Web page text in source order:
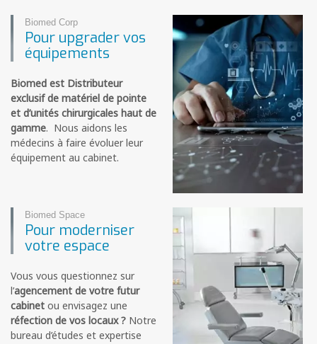
Biomed Corp
Pour upgrader vos
équipements
Biomed est Distributeur
exclusif de matériel de pointe
et d’unités chirurgicales haut de
gamme. Nous aidons les
médecins à faire évoluer leur
équipement au cabinet.
Biomed Space
Pour moderniser
votre espace
Vous vous questionnez sur
l’agencement de votre futur
cabinet ou envisagez une
réfection de vos locaux ? Notre
bureau d’études et expertise